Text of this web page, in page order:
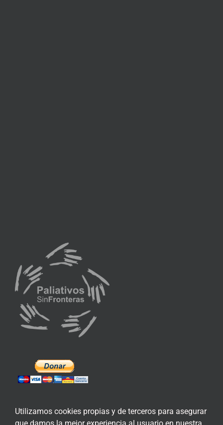
Utilizamos cookies propias y de terceros para asegurar